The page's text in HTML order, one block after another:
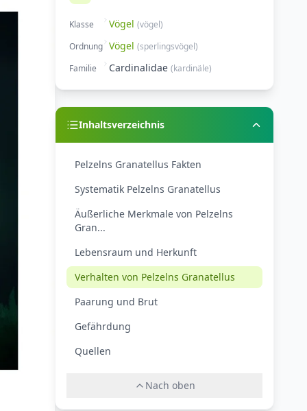
Klasse Vögel (vögel)
Ordnung Vögel (sperlingsvögel)
Familie
Cardinalidae (kardinäle)
Inhaltsverzeichnis
Pelzelns Granatellus Fakten
Systematik Pelzelns Granatellus
Äußerliche Merkmale von Pelzelns
Gran...
Lebensraum und Herkunft
Verhalten von Pelzelns Granatellus
Paarung und Brut
Gefährdung
Quellen
Nach oben